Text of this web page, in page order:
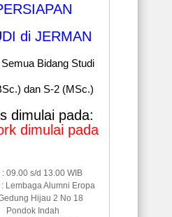
di JERMAN
Bidang Studi
dan S-2 (MSc.)
dimulai pada:
pada Januari & Mei 2026
: 09.00 s/d 13.00 WIB
: Lembaga Alumni Eropa
Hijau 2 No 18
Pondok Indah